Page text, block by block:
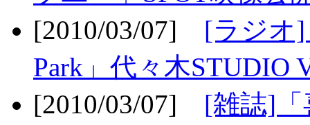
[2010/03/07] [ラジオ]
Park」代々木STUDIO
[2010/03/07] [雑誌]「